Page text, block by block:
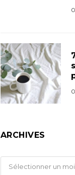
ARCHIVES
Archives
Sélectionner un